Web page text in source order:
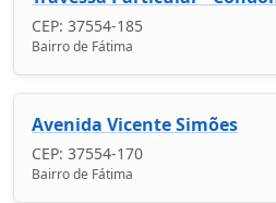
CEP: 37554-185
Bairro de Fátima
Avenida Vicente Simões
CEP: 37554-170
Bairro de Fátima